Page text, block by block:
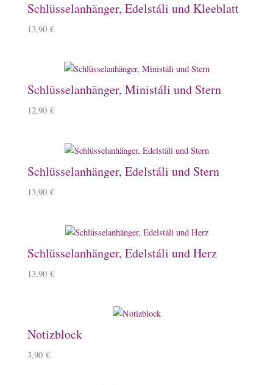
Schlüsselanhänger, Edelstáli und Kleeblatt
13,90 €
Schlüsselanhänger, Ministáli und Stern
12,90 €
Schlüsselanhänger, Edelstáli und Stern
13,90 €
Schlüsselanhänger, Edelstáli und Herz
13,90 €
Notizblock
3,90 €